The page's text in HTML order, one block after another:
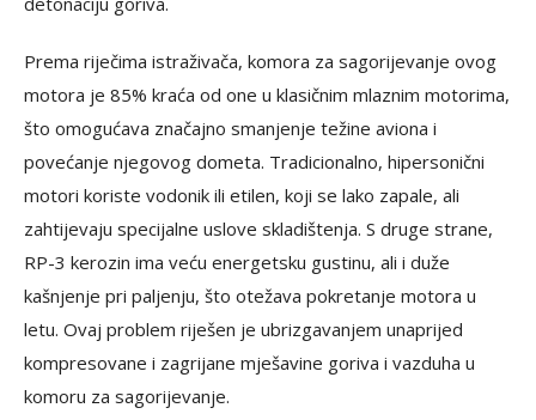
Prema riječima istraživača, komora za sagorijevanje ovog
motora je 85% kraća od one u klasičnim mlaznim motorima,
što omogućava značajno smanjenje težine aviona i
povećanje njegovog dometa. Tradicionalno, hipersonični
motori koriste vodonik ili etilen, koji se lako zapale, ali
zahtijevaju specijalne uslove skladištenja. S druge strane,
RP-3 kerozin ima veću energetsku gustinu, ali i duže
kašnjenje pri paljenju, što otežava pokretanje motora u
letu. Ovaj problem riješen je ubrizgavanjem unaprijed
kompresovane i zagrijane mješavine goriva i vazduha u
komoru za sagorijevanje.